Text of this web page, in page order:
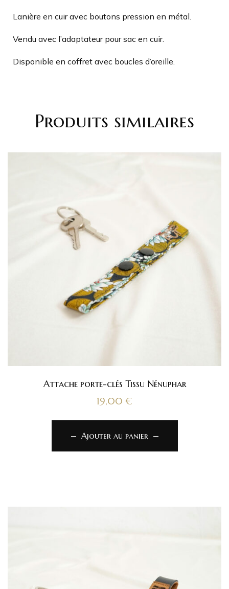
Lanière en cuir avec boutons pression en métal.
Vendu avec l’adaptateur pour sac en cuir.
Disponible en coffret avec boucles d’oreille.
Produits similaires
Attache porte-clés Tissu Nénuphar
19,00 €
Ajouter au panier